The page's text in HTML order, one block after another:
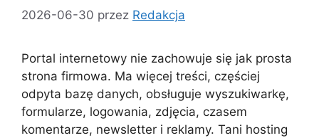
2026-06-30 przez Redakcja
Portal internetowy nie zachowuje się jak prosta
strona firmowa. Ma więcej treści, częściej
odpyta bazę danych, obsługuje wyszukiwarkę,
formularze, logowania, zdjęcia, czasem
komentarze, newsletter i reklamy. Tani hosting